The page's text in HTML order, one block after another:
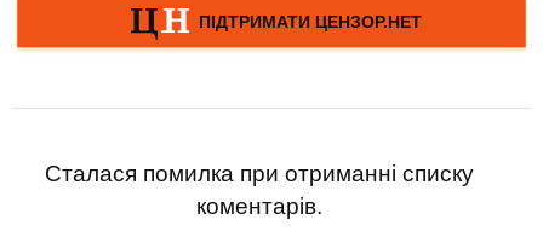
Сталася помилка при отриманні списку
коментарів.